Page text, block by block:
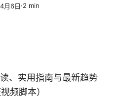
月6日·2 min
、实用指南与最新趋势
频脚本）